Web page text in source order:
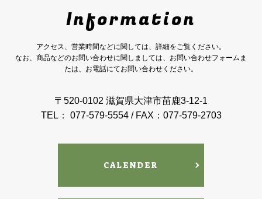
Information
アクセス、営業時間などに関しては、詳細をご覧ください。
なお、商品などのお問い合わせに関しましては、お問い合わせフォームま
たは、お電話にてお問い合わせください。
〒520-0102 滋賀県大津市苗鹿3-12-1
TEL： 077-579-5554 / FAX：077-579-2703
CALENDER